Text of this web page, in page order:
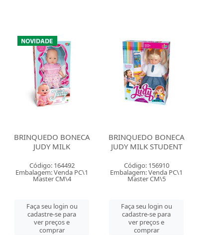
BRINQUEDO BONECA
JUDY MILK
Código: 164492
Embalagem: Venda PC\1
Master CM\4
Faça seu login ou
cadastre-se para
ver preços e
comprar
BRINQUEDO BONECA
JUDY MILK STUDENT
Código: 156910
Embalagem: Venda PC\1
Master CM\5
Faça seu login ou
cadastre-se para
ver preços e
comprar